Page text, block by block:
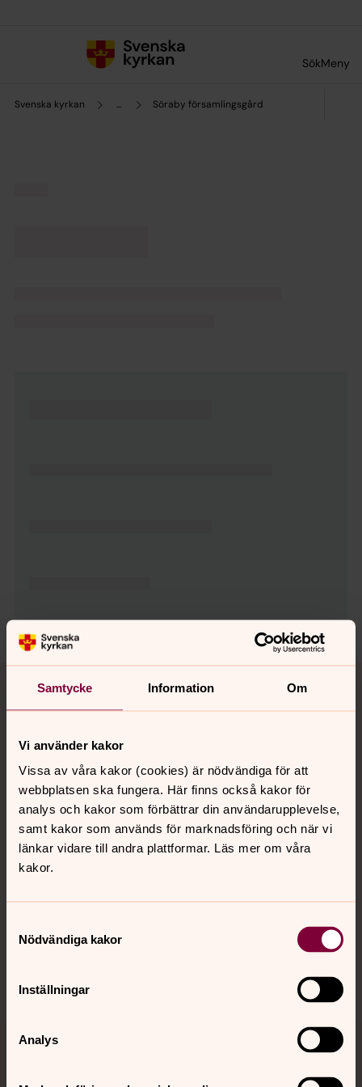
Samtycke Information Om
Vi använder kakor
Vissa av våra kakor (cookies) är nödvändiga för att
webbplatsen ska fungera. Här finns också kakor för
analys och kakor som förbättrar din användarupplevelse,
samt kakor som används för marknadsföring och när vi
länkar vidare till andra plattformar. Läs mer om våra
kakor.
Nödvändiga kakor
Inställningar
Analys
SökMeny
Svenska kyrkan ... Söraby församlingsgård
Tillbaka till toppen
Tillbaka till innehållet
Kontakt
Kalender
Hitta snabbt
Sociala kanaler